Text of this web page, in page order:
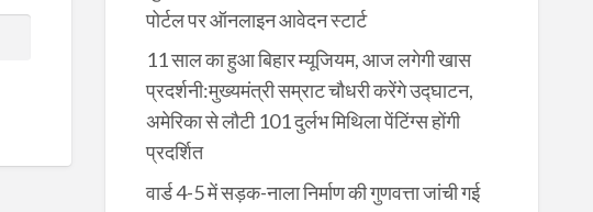
पोर्टल पर ऑनलाइन आवेदन स्टार्ट
11 साल का हुआ बिहार म्यूजियम, आज लगेगी खास
प्रदर्शनी:मुख्यमंत्री सम्राट चौधरी करेंगे उद्घाटन,
अमेरिका से लौटी 101 दुर्लभ मिथिला पेंटिंग्स होंगी
प्रदर्शित
वार्ड 4-5 में सड़क-नाला निर्माण की गुणवत्ता जांची गई